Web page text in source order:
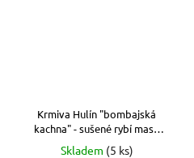
Krmiva Hulín "bombajská
kachna" - sušené rybí maso
pro psy 100 g
Skladem (5 ks)